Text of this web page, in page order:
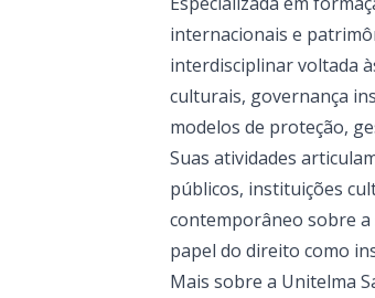
internacionais e
interdisciplinar voltada
culturais, governança
modelos de proteção,
Suas atividades
públicos, instituições
contemporâneo sobre a
papel do direito como
Mais sobre a Unitelma